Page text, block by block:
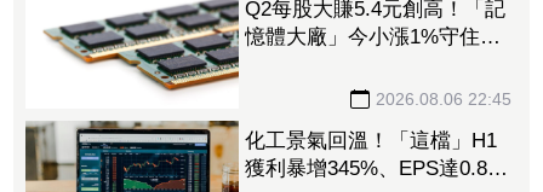
Q2每股大賺5.4元創高！「記
憶體大廠」今小漲1%守住連
抱回7549萬元 2026.08.06 22:45
化工景氣回溫！「這檔」H1
獲利暴增345%、EPS達0.89